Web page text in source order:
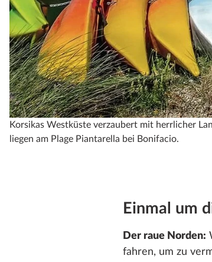
Korsikas Westküste verzaubert mit herrlicher
liegen am Plage Piantarella bei Bonifacio.
Einmal um
Der raue Norden:
fahren, um zu